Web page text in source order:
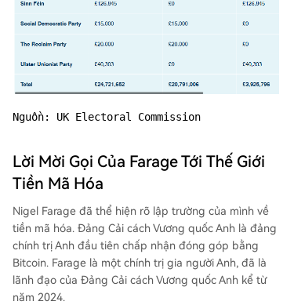
Nguồn: UK Electoral Commission
Lời Mời Gọi Của Farage Tới Thế Giới
Tiền Mã Hóa
Nigel Farage đã thể hiện rõ lập trường của mình về
tiền mã hóa. Đảng Cải cách Vương quốc Anh là đảng
chính trị Anh đầu tiên chấp nhận đóng góp bằng
Bitcoin. Farage là một chính trị gia người Anh, đã là
lãnh đạo của Đảng Cải cách Vương quốc Anh kể từ
năm 2024.